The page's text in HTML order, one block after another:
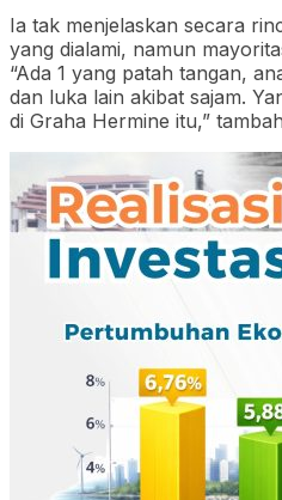
Ia tak menjelaskan secara
yang dialami, namun
“Ada 1 yang patah tangan,
dan luka lain akibat sajam.
di Graha Hermine itu,”